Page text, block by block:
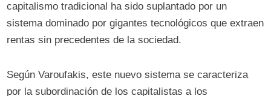
capitalismo tradicional ha sido suplantado por un
sistema dominado por gigantes tecnológicos que extraen
rentas sin precedentes de la sociedad.
Según Varoufakis, este nuevo sistema se caracteriza
por la subordinación de los capitalistas a los